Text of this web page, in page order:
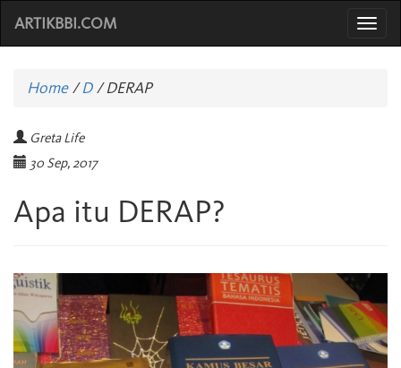
ARTIKBBI.COM
Home/D /DERAP
Greta Life
30 Sep, 2017
Apa itu DERAP?